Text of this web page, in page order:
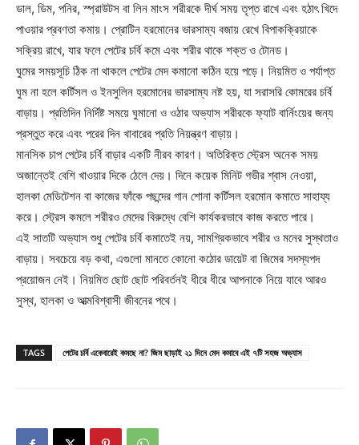
ডাল, ডিম, পনির, স্প্রাউটস বা লিন মাংস শরীরকে দীর্ঘ সময় তৃপ্ত রাখে এবং হঠাৎ খিদে
পাওয়ার প্রবণতা কমায়। প্রোটিন হরমোনের ভারসাম্য বজায় রেখে বিপাকক্রিয়াকে
সক্রিয় রাখে, যার ফলে পেটের চর্বি কমে এবং শরীর থাকে শক্ত ও টোনড।
ঘুমের সময়সূচি ঠিক না থাকলে পেটের মেদ কমানো কঠিন হয়ে পড়ে। নিয়মিত ও পর্যাপ্ত
ঘুম না হলে কর্টিসল ও ইনসুলিন হরমোনের ভারসাম্য নষ্ট হয়, যা সরাসরি কোমরের চর্বি
বাড়ায়। প্রতিদিন নির্দিষ্ট সময়ে ঘুমানো ও ওঠার অভ্যাস শরীরকে ফ্যাট বার্নিংয়ের জন্য
প্রস্তুত করে এবং পরের দিন খাবারের প্রতি নিয়ন্ত্রণ বাড়ায়।
মানসিক চাপ পেটের চর্বি বাড়ার একটি নীরব কারণ। অতিরিক্ত স্ট্রেস অনেক সময়
অজান্তেই বেশি খাওয়ার দিকে ঠেলে দেয়। দিনে কয়েক মিনিট গভীর শ্বাস নেওয়া,
হালকা মেডিটেশন বা কাজের ফাঁকে পছন্দের গান শোনা কর্টিসল হরমোন কমাতে সাহায্য
করে। স্ট্রেস কমলে শরীরও মেদের বিরুদ্ধে বেশি কার্যকরভাবে কাজ করতে পারে।
এই সাতটি অভ্যাস শুধু পেটের চর্বি কমাতেই নয়, সামগ্রিকভাবে শরীর ও মনের সুস্থতাও
বাড়ায়। সবচেয়ে বড় কথা, এগুলো মানতে কোনো কঠোর ডায়েট বা জিমের সদস্যপদ
প্রয়োজন নেই। নিয়মিত ছোট ছোট পরিবর্তনই ধীরে ধীরে আপনাকে নিয়ে যাবে আরও
সুস্থ, হালকা ও আত্মবিশ্বাসী জীবনের পথে।
TAGS পেটের চর্বি একেবারেই কমছে না? জিম ছাড়াই ২১ দিনে মেদ কমাবে এই ৭টি সহজ অভ্যাস